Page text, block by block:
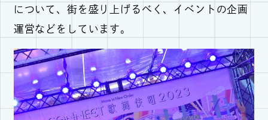
について、街を盛り上げるべく、イベントの企画
運営などをしています。